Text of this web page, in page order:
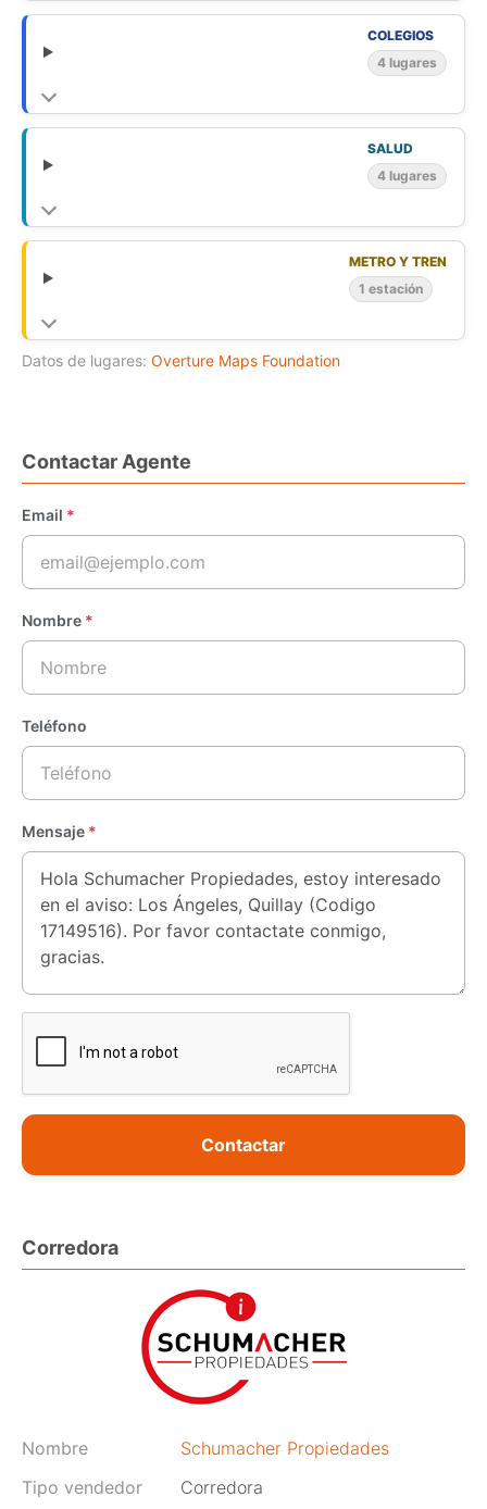
- Contribuciones Exenta
- Luz eléctrica empalme
- Árboles Frutales
COLEGIOS
4 lugares
SALUD
4 lugares
METRO Y TREN
1 estación
Datos de lugares: Overture Maps Foundation
Contactar Agente
Email *
Nombre *
Teléfono
Mensaje *
Contactar
Corredora
Nombre
Schumacher Propiedades
Tipo vendedor
Corredora